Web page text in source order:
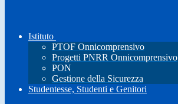
Istituto
PTOF Onnicomprensivo
Progetti PNRR Onnicomprensivo
PON
Gestione della Sicurezza
Studentesse, Studenti e Genitori